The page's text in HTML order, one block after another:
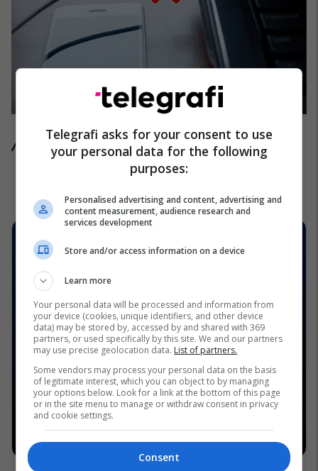
/Telegrafi/
Telegrafi asks for your consent to use
your personal data for the following
purposes:
Personalised advertising and content, advertising and
content measurement, audience research and
services development
Store and/or access information on a device
Learn more
Your personal data will be processed and information from
your device (cookies, unique identifiers, and other device
data) may be stored by, accessed by and shared with 369
partners, or used specifically by this site. We and our partners
may use precise geolocation data. List of partners.
Some vendors may process your personal data on the basis
of legitimate interest, which you can object to by managing
your options below. Look for a link at the bottom of this page
or in the site menu to manage or withdraw consent in privacy
and cookie settings.
Consent